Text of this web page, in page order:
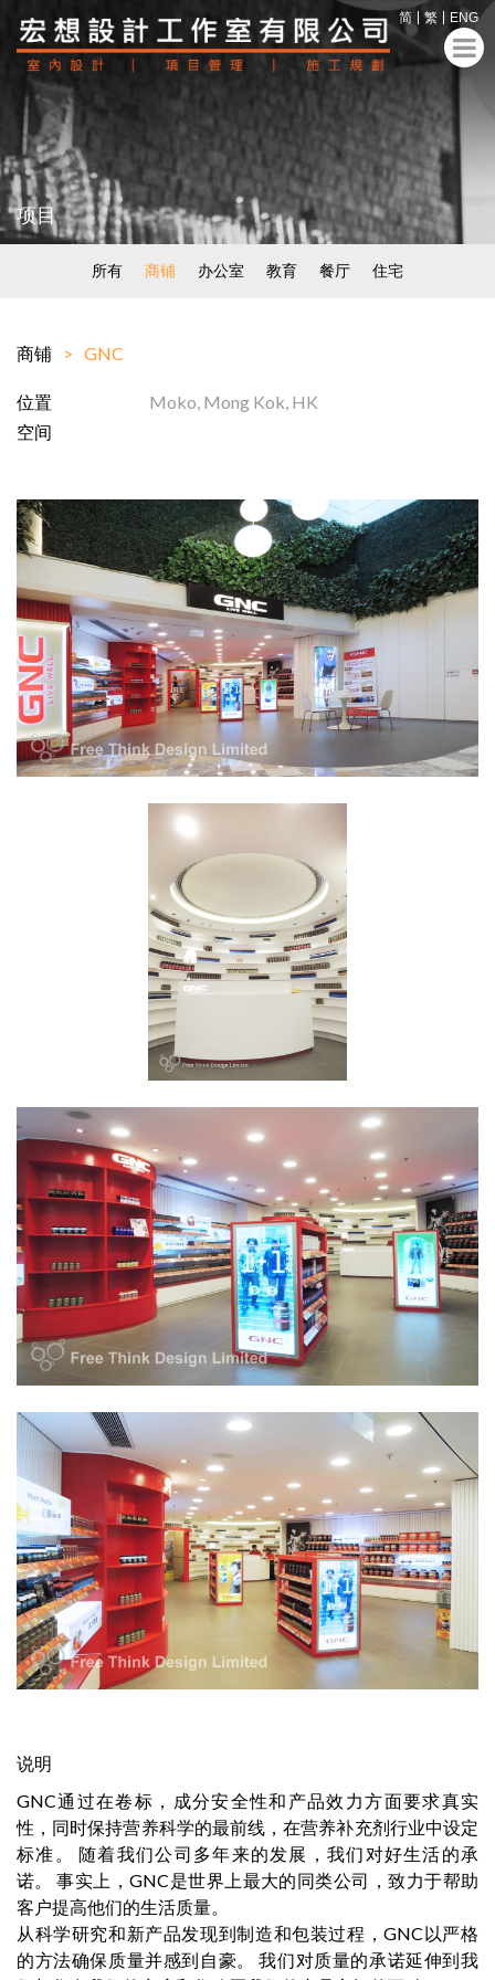
简 繁 ENG
项目
所有 商铺 办公室 教育 餐厅 住宅
商铺 GNC
位置
Moko, Mong Kok, HK
空间
说明
GNC通过在卷标，成分安全性和产品效力方面要求真实
性，同时保持营养科学的最前线，在营养补充剂行业中设定
标准。 随着我们公司多年来的发展，我们对好生活的承
诺。 事实上，GNC是世界上最大的同类公司，致力于帮助
客户提高他们的生活质量。
从科学研究和新产品发现到制造和包装过程，GNC以严格
的方法确保质量并感到自豪。 我们对质量的承诺延伸到我